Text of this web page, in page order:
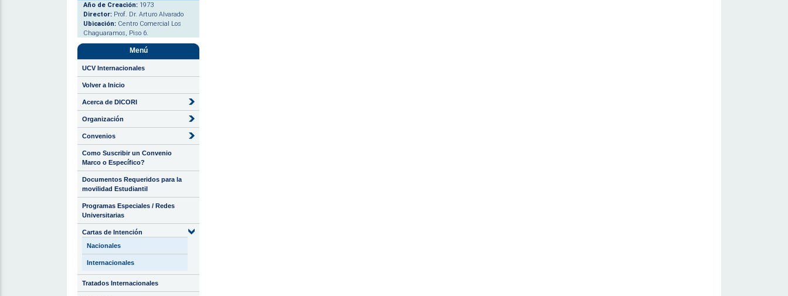
Año de Creación: 1973
Director: Prof. Dr. Arturo Alvarado
Ubicación: Centro Comercial Los
Chaguaramos, Piso 6.
Menú
UCV Internacionales
Volver a Inicio
Acerca de DICORI
Organización
Convenios
Como Suscribir un Convenio
Marco o Específico?
Documentos Requeridos para la
movilidad Estudiantil
Programas Especiales / Redes
Universitarias
Cartas de Intención
Nacionales
Internacionales
Tratados Internacionales